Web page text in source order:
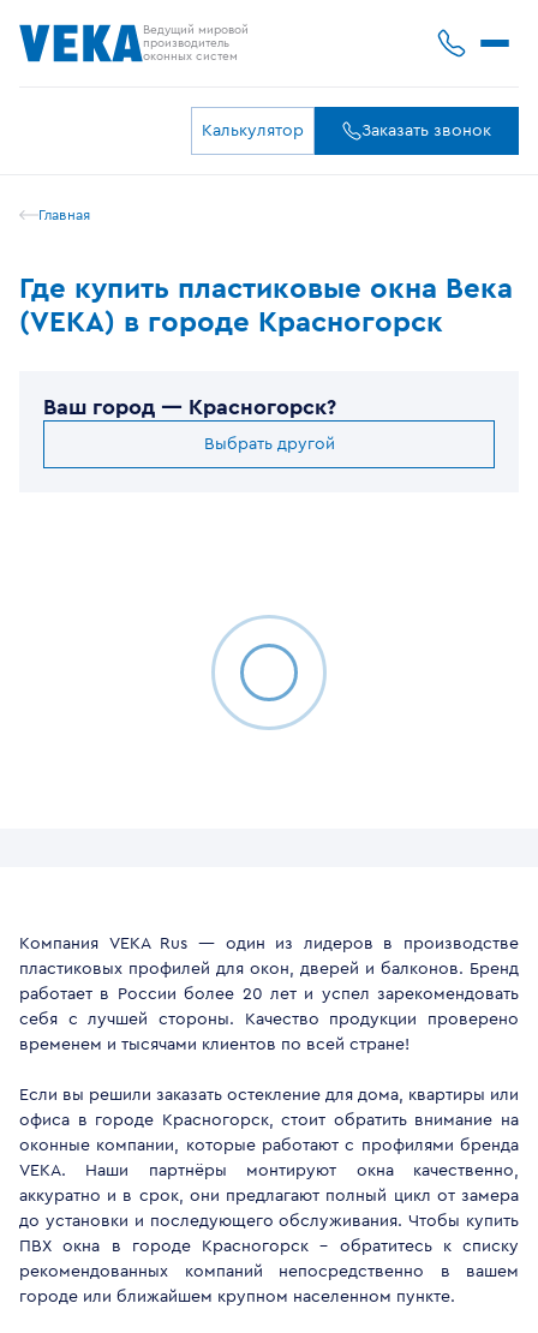
Ведущий мировой
производитель
оконных систем
Калькулятор Заказать звонок
Главная
Где купить пластиковые окна Века
(VEKA) в городе Красногорск
Ваш город — Красногорск?
Выбрать другой
Компания VEKA Rus — один из лидеров в производстве
пластиковых профилей для окон, дверей и балконов. Бренд
работает в России более 20 лет и успел зарекомендовать
себя с лучшей стороны. Качество продукции проверено
временем и тысячами клиентов по всей стране!
Если вы решили заказать остекление для дома, квартиры или
офиса в городе Красногорск, стоит обратить внимание на
оконные компании, которые работают с профилями бренда
VEKA. Наши партнёры монтируют окна качественно,
аккуратно и в срок, они предлагают полный цикл от замера
до установки и последующего обслуживания. Чтобы купить
ПВХ окна в городе Красногорск - обратитесь к списку
рекомендованных компаний непосредственно в вашем
городе или ближайшем крупном населенном пункте.